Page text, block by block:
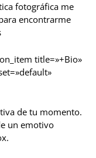
fotográfica me
encontrarme
title=»+Bio»
de tu momento.
un emotivo